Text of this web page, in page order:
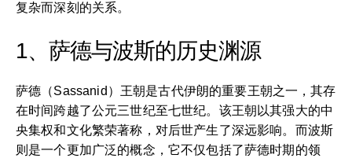
复杂而深刻的关系。
1、萨德与波斯的历史渊源
萨德（Sassanid）王朝是古代伊朗的重要王朝之一，其存
在时间跨越了公元三世纪至七世纪。该王朝以其强大的中
央集权和文化繁荣著称，对后世产生了深远影响。而波斯
则是一个更加广泛的概念，它不仅包括了萨德时期的领